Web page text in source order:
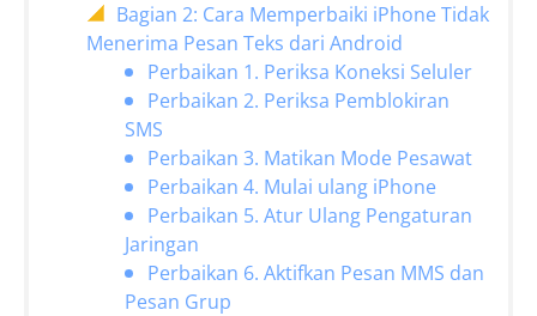
Bagian 2: Cara Memperbaiki iPhone Tidak
Menerima Pesan Teks dari Android
Perbaikan 1. Periksa Koneksi Seluler
Perbaikan 2. Periksa Pemblokiran
SMS
Perbaikan 3. Matikan Mode Pesawat
Perbaikan 4. Mulai ulang iPhone
Perbaikan 5. Atur Ulang Pengaturan
Jaringan
Perbaikan 6. Aktifkan Pesan MMS dan
Pesan Grup